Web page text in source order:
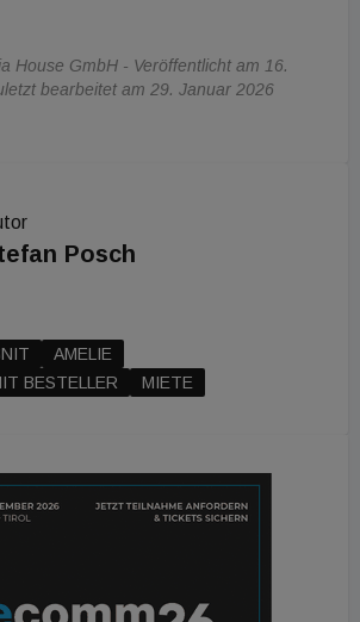
House GmbH - Veröffentlicht am 16.
bearbeitet am 29. Januar 2026
Posch
AMELIE
BESTELLER
MIETE